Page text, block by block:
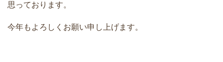
思っております。
今年もよろしくお願い申し上げます。